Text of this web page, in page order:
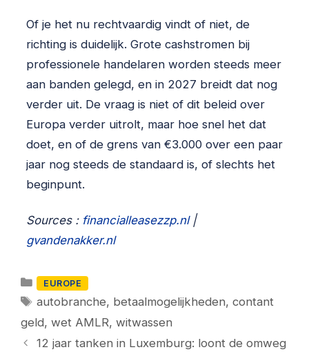
Of je het nu rechtvaardig vindt of niet, de
richting is duidelijk. Grote cashstromen bij
professionele handelaren worden steeds meer
aan banden gelegd, en in 2027 breidt dat nog
verder uit. De vraag is niet of dit beleid over
Europa verder uitrolt, maar hoe snel het dat
doet, en of de grens van €3.000 over een paar
jaar nog steeds de standaard is, of slechts het
beginpunt.
Sources : financialleasezzp.nl|
gvandenakker.nl
Categorieën
EUROPE
Tags
autobranche, betaalmogelijkheden,contant
geld, wet AMLR, witwassen
12 jaar tanken in Luxemburg: loont de omweg